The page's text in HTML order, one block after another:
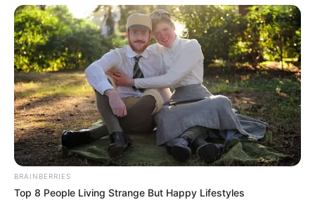
BRAINBERRIES
Top 8 People Living Strange But Happy Lifestyles